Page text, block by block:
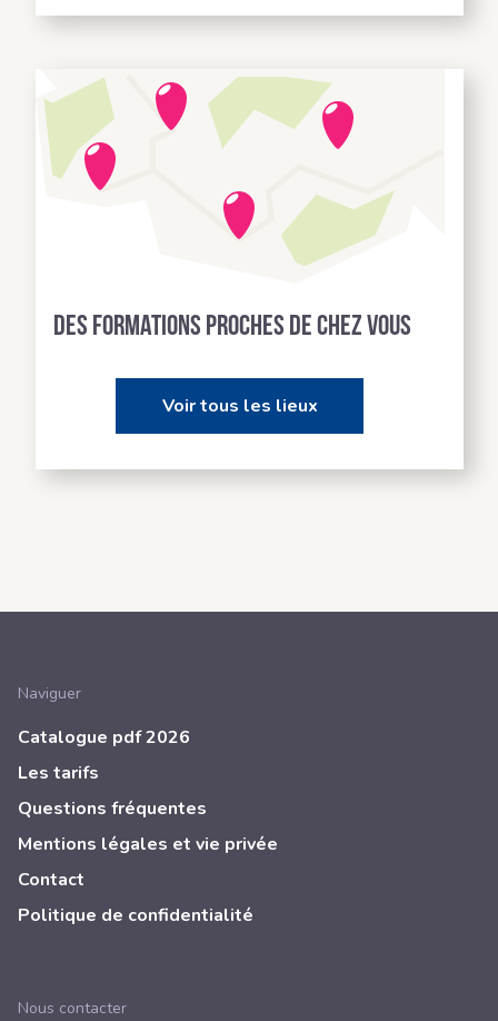
Des formations proches de chez vous
Voir tous les lieux
Naviguer
Catalogue pdf 2026
Les tarifs
Questions fréquentes
Mentions légales et vie privée
Contact
Politique de confidentialité
Nous contacter